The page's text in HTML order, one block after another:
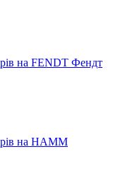
на FENDT Фендт
на HAMM